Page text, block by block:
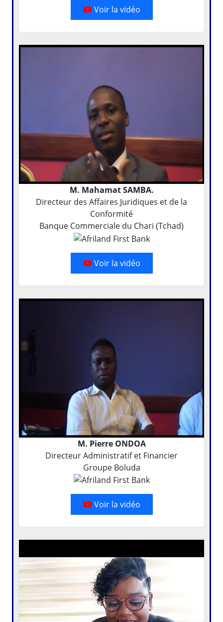
Voir la vidéo
M. Mahamat SAMBA.
Directeur des Affaires Juridiques et de la
Conformité
Banque Commerciale du Chari (Tchad)
Voir la vidéo
M. Pierre ONDOA
Directeur Administratif et Financier
Groupe Boluda
Voir la vidéo